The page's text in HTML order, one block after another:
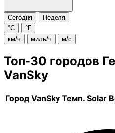
Сегодня
Неделя
°C
°F
км/ч
миль/ч м/с
Топ-30 городов
VanSky
Город VanSky Темп. Solar